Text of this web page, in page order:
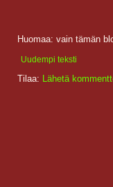
Huomaa: vain tämän
Uudempi teksti
Tilaa: Lähetä